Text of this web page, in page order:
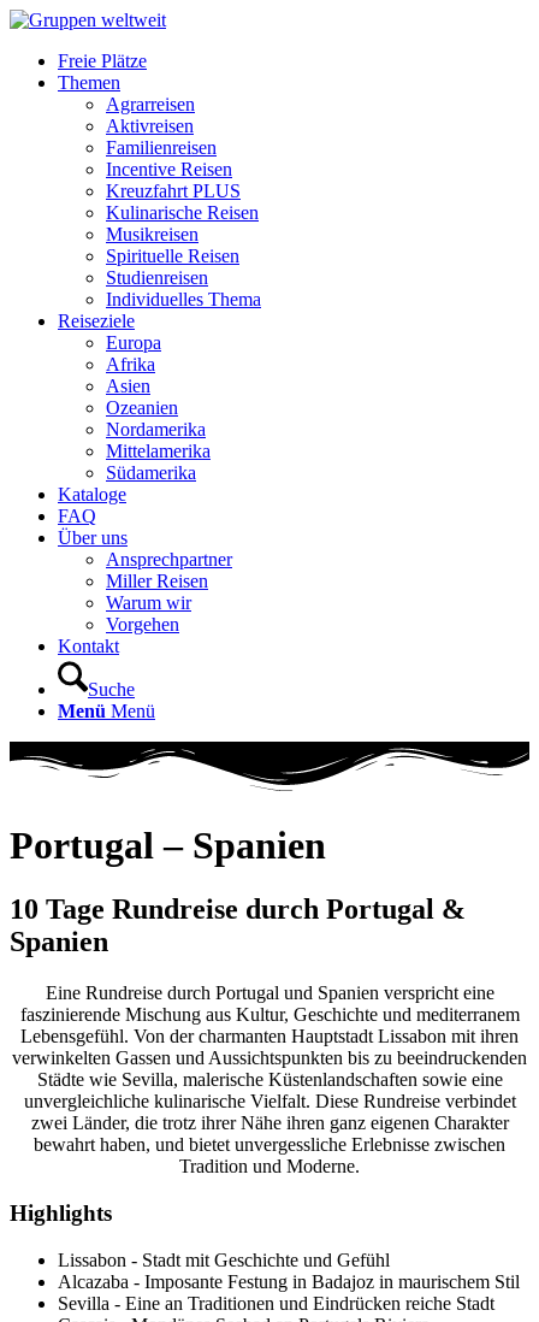
Freie Plätze
Themen
Agrarreisen
Aktivreisen
Familienreisen
Incentive Reisen
Kreuzfahrt PLUS
Kulinarische Reisen
Musikreisen
Spirituelle Reisen
Studienreisen
Individuelles Thema
Reiseziele
Europa
Afrika
Asien
Ozeanien
Nordamerika
Mittelamerika
Südamerika
Kataloge
FAQ
Über uns
Ansprechpartner
Miller Reisen
Warum wir
Vorgehen
Kontakt
Suche
Menü Menü
Portugal – Spanien
10 Tage Rundreise durch Portugal &
Spanien
Eine Rundreise durch Portugal und Spanien verspricht eine
faszinierende Mischung aus Kultur, Geschichte und mediterranem
Lebensgefühl. Von der charmanten Hauptstadt Lissabon mit ihren
verwinkelten Gassen und Aussichtspunkten bis zu beeindruckenden
Städte wie Sevilla, malerische Küstenlandschaften sowie eine
unvergleichliche kulinarische Vielfalt. Diese Rundreise verbindet
zwei Länder, die trotz ihrer Nähe ihren ganz eigenen Charakter
bewahrt haben, und bietet unvergessliche Erlebnisse zwischen
Tradition und Moderne.
Highlights
Lissabon - Stadt mit Geschichte und Gefühl
Alcazaba - Imposante Festung in Badajoz in maurischem Stil
Sevilla - Eine an Traditionen und Eindrücken reiche Stadt